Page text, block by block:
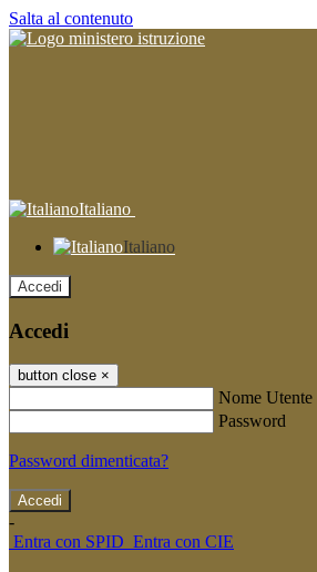
Salta al contenuto
Italiano
Italiano
Accedi
Accedi
button close ×
Nome Utente
Password
Password dimenticata?
-
Entra con SPID Entra con CIE